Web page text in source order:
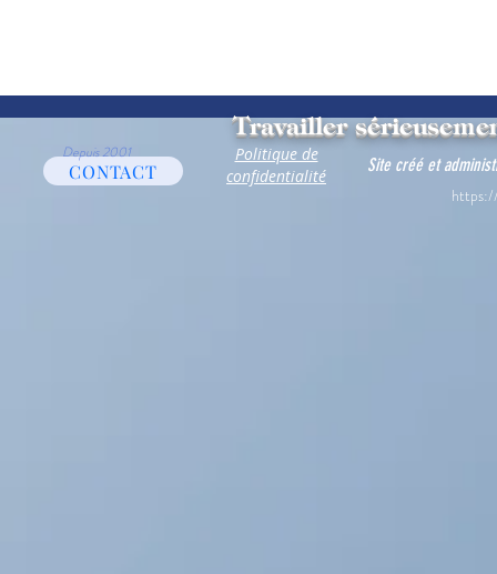
CONTACT
Travailler
Politique de
confidentialité
Site créé et
Depuis 2001